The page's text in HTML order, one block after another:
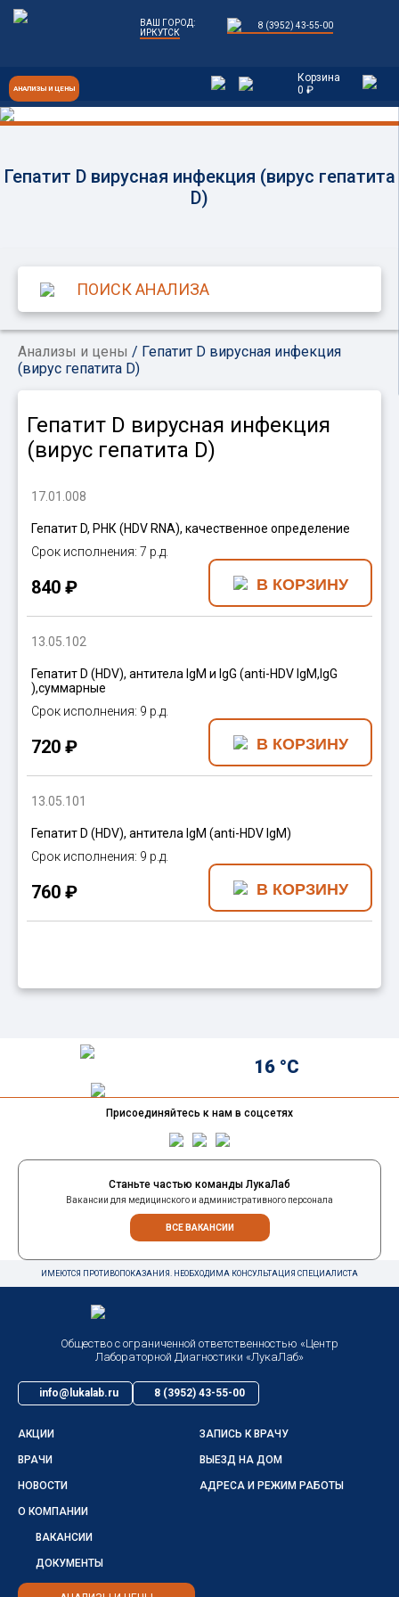
АНАЛИЗЫ И ЦЕНЫ
ВАШ ГОРОД:
ИРКУТСК
8 (3952) 43-55-00
Корзина
0 ₽
Гепатит D вирусная инфекция (вирус гепатита
D)
Анализы и цены / Гепатит D вирусная инфекция
(вирус гепатита D)
Гепатит D вирусная инфекция
(вирус гепатита D)
17.01.008
Гепатит D, РНК (HDV RNA), качественное определение
7 р.д.
840 ₽
13.05.102
Гепатит D (HDV), антитела IgM и IgG (anti-HDV IgM,IgG
),суммарные
9 р.д.
720 ₽
13.05.101
Гепатит D (HDV), антитела IgM (anti-HDV IgM)
9 р.д.
760 ₽
Присоединяйтесь к нам в соцсетях
16 °C
Станьте частью команды ЛукаЛаб
Вакансии для медицинского и административного персонала
ВСЕ ВАКАНСИИ
ИМЕЮТСЯ ПРОТИВОПОКАЗАНИЯ. НЕОБХОДИМА КОНСУЛЬТАЦИЯ СПЕЦИАЛИСТА
Общество с ограниченной ответственностью «Центр
Лабораторной Диагностики «ЛукаЛаб»
info@lukalab.ru 8 (3952) 43-55-00
АКЦИИ ЗАПИСЬ К ВРАЧУ
ВРАЧИ ВЫЕЗД НА ДОМ
НОВОСТИ АДРЕСА И РЕЖИМ РАБОТЫ
О КОМПАНИИ
ВАКАНСИИ
ДОКУМЕНТЫ